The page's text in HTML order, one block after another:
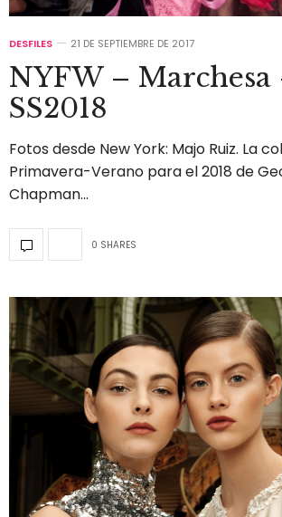
DESFILES 21 DE SEPTIEMBRE DE 2017
NYFW – Marchesa
SS2018
Fotos desde New York: Majo Ruiz. La
Primavera-Verano para el 2018 de
Chapman…
0 SHARES